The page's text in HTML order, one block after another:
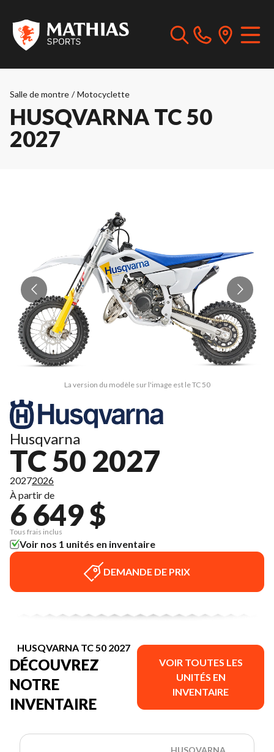
Salle de montre / Motocyclette
HUSQVARNA TC 50
2027
La version du modèle sur l'image est le TC 50
Husqvarna
TC 50 2027
20272026
À partir de
6 649 $
Tous frais inclus
Voir nos 1 unités en inventaire
DEMANDE DE PRIX
HUSQVARNA TC 50 2027
DÉCOUVREZ
NOTRE
INVENTAIRE
VOIR TOUTES LES
UNITÉS EN
INVENTAIRE
HUSQVARNA